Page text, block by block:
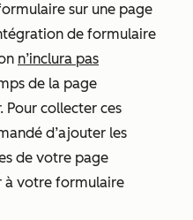
sur une page
de formulaire
n’inclura pas
de la page
Pour collecter ces
d’ajouter les
de votre page
à votre formulaire